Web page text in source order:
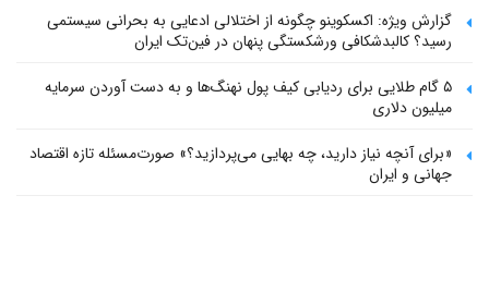
گزارش ویژه: اکسکوینو چگونه از اختلالی ادعایی به بحرانی سیستمی
رسید؟ کالبدشکافی ورشکستگی پنهان در فین‌تک ایران
۵ گام طلایی برای ردیابی کیف پول‌ نهنگ‌ها و به دست آوردن سرمایه
میلیون دلاری
«برای آنچه نیاز دارید، چه بهایی می‌پردازید؟» صورت‌مسئله تازه اقتصاد
جهانی و ایران